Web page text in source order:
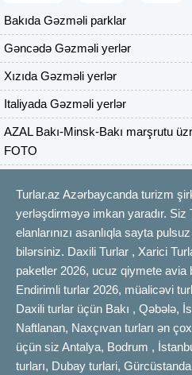
Bakıda Gəzməli parklar
Gəncədə Gəzməli yerlər
Xızıda Gəzməli yerlər
Italiyada Gəzməli yerlər
AZAL Bakı-Minsk-Bakı marşrutu
FOTO
Turlar.az Azərbaycanda turizm
yerləşdirməyə imkan yaradır. Siz
elanlarınızı asanlıqla sayta
bilərsiniz. Daxili Turlar , Xarici
paketler 2026, ucuz qiymete avia
Endirimli turlar 2026, müalicəvi
Daxili turlar üçün Bakı , Qəbələ,
Naftlanan, Naxçıvan turları ən
üçün siz Antalya, Bodrum ,
turları, Dubay turlari,